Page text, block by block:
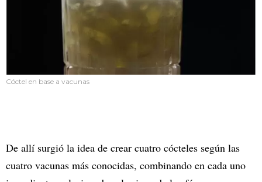
Cóctel en base a vacunas
De allí surgió la idea de crear cuatro cócteles según las
cuatro vacunas más conocidas, combinando en cada uno